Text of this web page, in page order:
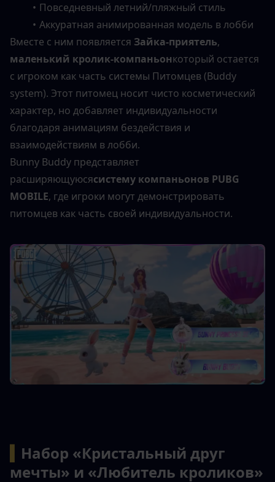
Повседневный летний/пляжный стиль
Аккуратная анимированная модель в лобби
Вместе с ним появляется Зайка-приятель
маленький кролик-компаньонкоторый остается
с игроком как часть системы Питомцев (Buddy
system). Этот питомец носит чисто косметический
характер, но добавляет индивидуальности
благодаря анимациям бездействия и
взаимодействиям в лобби.
Bunny Buddy представляет
расширяющуюсясистему компаньонов PUBG
MOBILE, где игроки могут демонстрировать
питомцев как часть своей индивидуальности.
Набор «Кристальный друг
мечты» и «Любитель кроликов»